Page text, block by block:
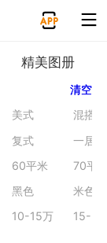
精美图册
清空
清空
美式
混搭
复式
一居
60平米
70平
黑色
米色
10-15万 15-20